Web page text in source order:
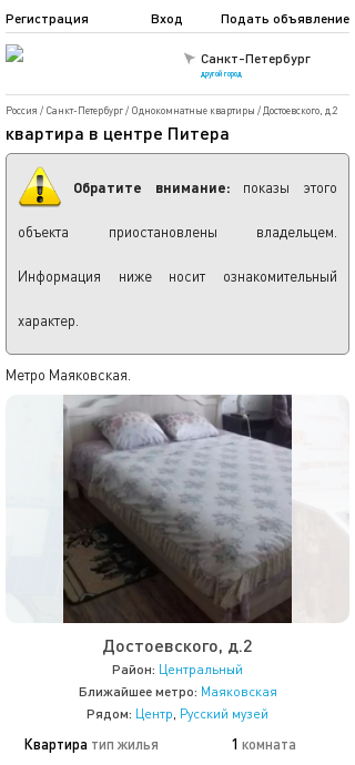
Санкт-Петербург
другой город
Подать объявление
Регистрация Вход
Россия / Санкт-Петербург/ Однокомнатные квартиры / Достоевского, д.2
квартира в центре Питера
Обратите внимание: показы этого
объекта приостановлены владельцем.
Информация ниже носит ознакомительный
характер.
Метро Маяковская.
Достоевского, д.2
Район: Центральный
Ближайшее метро: Маяковская
Рядом: Центр, Русский музей
Квартира тип жилья 1 комната